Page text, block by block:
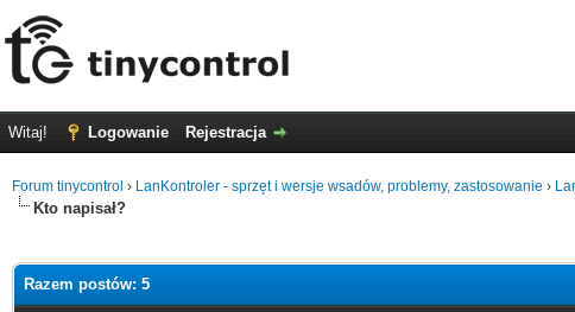
Witaj! Logowanie Rejestracja
Forum tinycontrol › LanKontroler - sprzęt i wersje wsadów, problemy, zastosowanie ›
Kto napisał?
Razem postów: 5